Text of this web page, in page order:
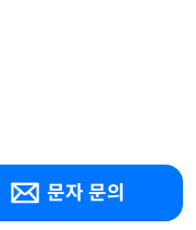
문자 문의